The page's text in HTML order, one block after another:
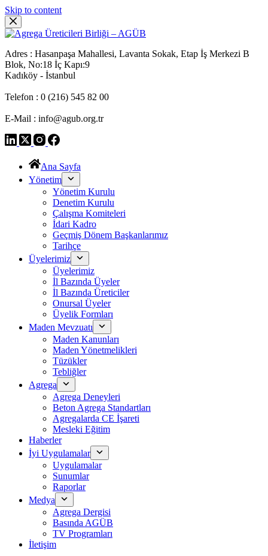
Skip to content
Adres : Hasanpaşa Mahallesi, Lavanta Sokak, Etap İş Merkezi B
Blok, No:18 İç Kapı:9
Kadıköy - İstanbul
Telefon : 0 (216) 545 82 00
E-Mail : info@agub.org.tr
Ana Sayfa
Yönetim
Yönetim Kurulu
Denetim Kurulu
Çalışma Komiteleri
İdari Kadro
Geçmiş Dönem Başkanlarımız
Tarihçe
Üyelerimiz
Üyelerimiz
İl Bazında Üyeler
İl Bazında Üreticiler
Onursal Üyeler
Üyelik Formları
Maden Mevzuatı
Maden Kanunları
Maden Yönetmelikleri
Tüzükler
Tebliğler
Agrega
Agrega Deneyleri
Beton Agrega Standartları
Agregalarda CE İşareti
Mesleki Eğitim
Haberler
İyi Uygulamalar
Uygulamalar
Sunumlar
Raporlar
Medya
Agrega Dergisi
Basında AGÜB
TV Programları
İletişim